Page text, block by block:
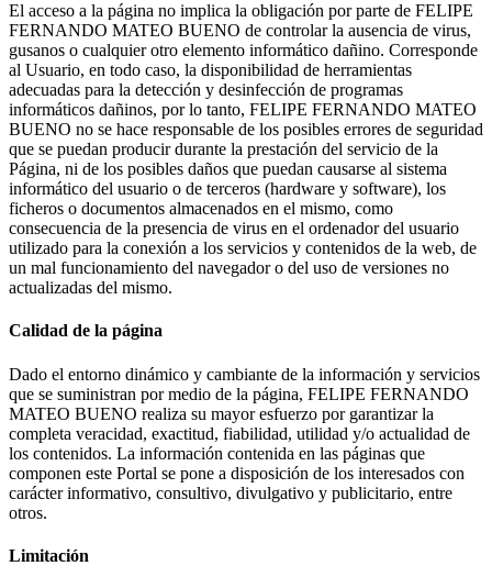
El acceso a la página no implica la obligación por parte de FELIPE
FERNANDO MATEO BUENO de controlar la ausencia de virus,
gusanos o cualquier otro elemento informático dañino. Corresponde
al Usuario, en todo caso, la disponibilidad de herramientas
adecuadas para la detección y desinfección de programas
informáticos dañinos, por lo tanto, FELIPE FERNANDO MATEO
BUENO no se hace responsable de los posibles errores de seguridad
que se puedan producir durante la prestación del servicio de la
Página, ni de los posibles daños que puedan causarse al sistema
informático del usuario o de terceros (hardware y software), los
ficheros o documentos almacenados en el mismo, como
consecuencia de la presencia de virus en el ordenador del usuario
utilizado para la conexión a los servicios y contenidos de la web, de
un mal funcionamiento del navegador o del uso de versiones no
actualizadas del mismo.
Calidad de la página
Dado el entorno dinámico y cambiante de la información y servicios
que se suministran por medio de la página, FELIPE FERNANDO
MATEO BUENO realiza su mayor esfuerzo por garantizar la
completa veracidad, exactitud, fiabilidad, utilidad y/o actualidad de
los contenidos. La información contenida en las páginas que
componen este Portal se pone a disposición de los interesados con
carácter informativo, consultivo, divulgativo y publicitario, entre
otros.
Limitación